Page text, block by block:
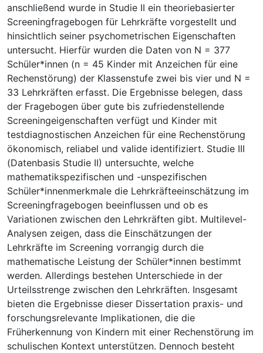
anschließend wurde in Studie II ein theoriebasierter
Screeningfragebogen für Lehrkräfte vorgestellt und
hinsichtlich seiner psychometrischen Eigenschaften
untersucht. Hierfür wurden die Daten von N = 377
Schüler*innen (n = 45 Kinder mit Anzeichen für eine
Rechenstörung) der Klassenstufe zwei bis vier und N =
33 Lehrkräften erfasst. Die Ergebnisse belegen, dass
der Fragebogen über gute bis zufriedenstellende
Screeningeigenschaften verfügt und Kinder mit
testdiagnostischen Anzeichen für eine Rechenstörung
ökonomisch, reliabel und valide identifiziert. Studie III
(Datenbasis Studie II) untersuchte, welche
mathematikspezifischen und -unspezifischen
Schüler*innenmerkmale die Lehrkräfteeinschätzung im
Screeningfragebogen beeinflussen und ob es
Variationen zwischen den Lehrkräften gibt. Multilevel-
Analysen zeigen, dass die Einschätzungen der
Lehrkräfte im Screening vorrangig durch die
mathematische Leistung der Schüler*innen bestimmt
werden. Allerdings bestehen Unterschiede in der
Urteilsstrenge zwischen den Lehrkräften. Insgesamt
bieten die Ergebnisse dieser Dissertation praxis- und
forschungsrelevante Implikationen, die die
Früherkennung von Kindern mit einer Rechenstörung im
schulischen Kontext unterstützen. Dennoch besteht